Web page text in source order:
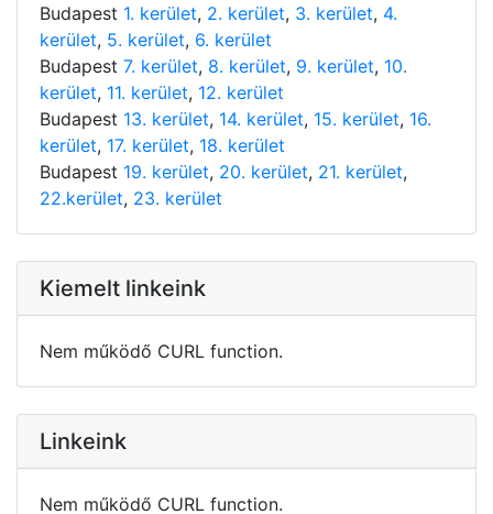
Budapest 1. kerület, 2. kerület, 3. kerület, 4.
kerület, 5. kerület, 6. kerület
Budapest 7. kerület, 8. kerület, 9. kerület, 10.
kerület, 11. kerület, 12. kerület
Budapest 13. kerület, 14. kerület, 15. kerület, 16.
kerület, 17. kerület, 18. kerület
Budapest 19. kerület, 20. kerület, 21. kerület,
22.kerület, 23. kerület
Kiemelt linkeink
Nem működő CURL function.
Linkeink
Nem működő CURL function.